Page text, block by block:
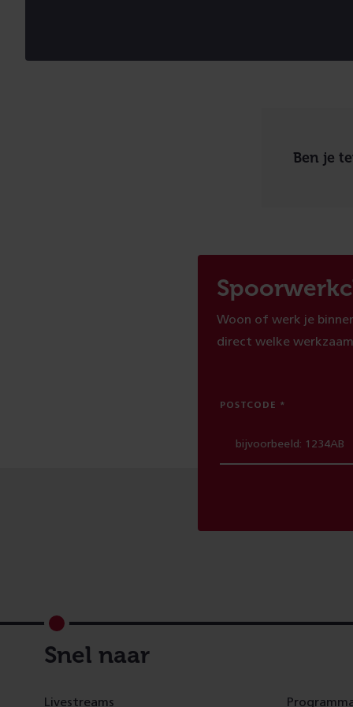
Ben je
Woon of werk je
direct welke
POSTCODE
Footer
Snel naar
Livestreams